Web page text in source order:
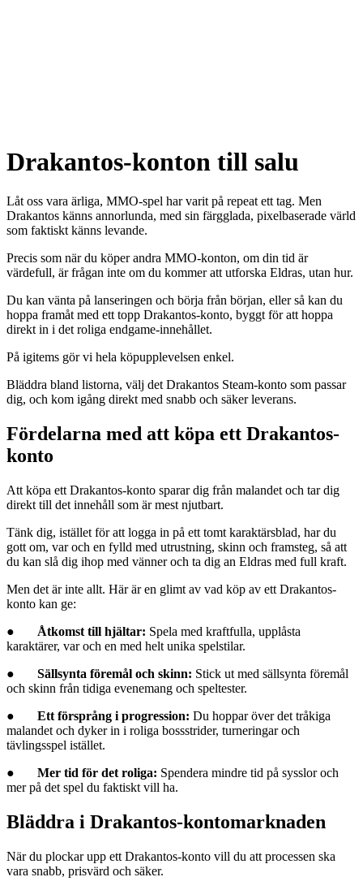
Drakantos-konton till salu
Låt oss vara ärliga, MMO-spel har varit på repeat ett tag. Men
Drakantos känns annorlunda, med sin färgglada, pixelbaserade värld
som faktiskt känns levande.
Precis som när du köper andra MMO-konton, om din tid är
värdefull, är frågan inte om du kommer att utforska Eldras, utan hur.
Du kan vänta på lanseringen och börja från början, eller så kan du
hoppa framåt med ett topp Drakantos-konto, byggt för att hoppa
direkt in i det roliga endgame-innehållet.
På igitems gör vi hela köpupplevelsen enkel.
Bläddra bland listorna, välj det Drakantos Steam-konto som passar
dig, och kom igång direkt med snabb och säker leverans.
Fördelarna med att köpa ett Drakantos-
konto
Att köpa ett Drakantos-konto sparar dig från malandet och tar dig
direkt till det innehåll som är mest njutbart.
Tänk dig, istället för att logga in på ett tomt karaktärsblad, har du
gott om, var och en fylld med utrustning, skinn och framsteg, så att
du kan slå dig ihop med vänner och ta dig an Eldras med full kraft.
Men det är inte allt. Här är en glimt av vad köp av ett Drakantos-
konto kan ge:
● Åtkomst till hjältar: Spela med kraftfulla, upplåsta
karaktärer, var och en med helt unika spelstilar.
● Sällsynta föremål och skinn: Stick ut med sällsynta föremål
och skinn från tidiga evenemang och speltester.
● Ett försprång i progression: Du hoppar över det tråkiga
malandet och dyker in i roliga bossstrider, turneringar och
tävlingsspel istället.
● Mer tid för det roliga: Spendera mindre tid på sysslor och
mer på det spel du faktiskt vill ha.
Bläddra i Drakantos-kontomarknaden
När du plockar upp ett Drakantos-konto vill du att processen ska
vara snabb, prisvärd och säker.